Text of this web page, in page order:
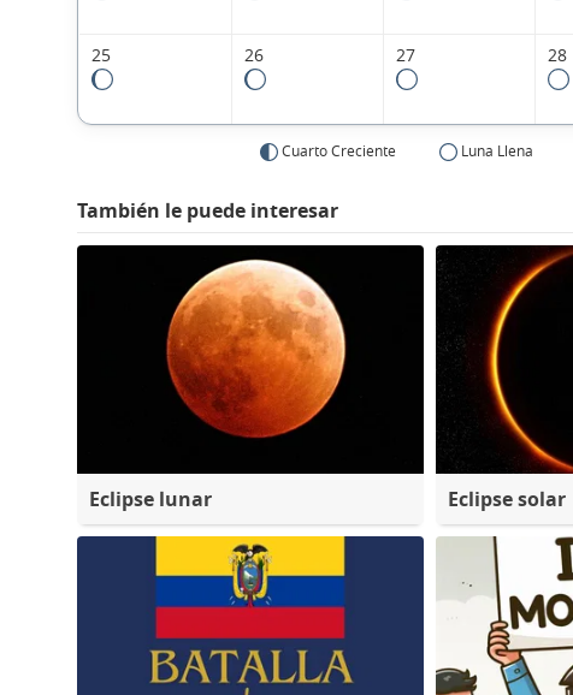
25 26 27 28
Cuarto Creciente Luna Llena
También le puede interesar
Eclipse lunar Eclipse solar